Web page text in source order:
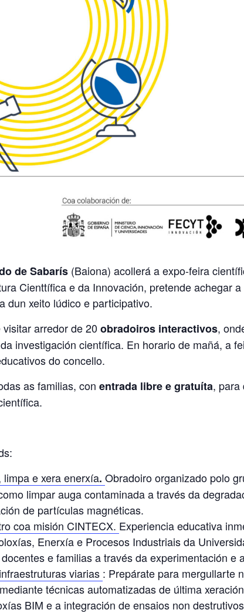
de Sabarís (Baiona) acollerá a expo-feira
Cienttífica e da Innovación, pretende achegar
dun xeito lúdico e participativo.
arredor de 20 obradoiros interactivos,
investigación científica. En horario de mañá, a
do concello.
as familias, con entrada libre e gratuíta, para
e xera enerxía. Obradoiro organizado polo
limpar auga contaminada a través da
de partículas magnéticas.
coa misión CINTECX. Experiencia educativa
Enerxía e Procesos Industriais da
e familias a través da experimentación e
viarias : Prepárate para mergullarte
técnicas automatizadas de última
BIM e a integración de ensaios non